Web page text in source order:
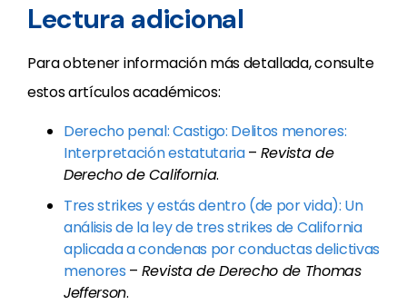
Lectura adicional
Para obtener información más detallada, consulte
estos artículos académicos:
Derecho penal: Castigo: Delitos menores:
Interpretación estatutaria– Revista de
Derecho de California.
Tres strikes y estás dentro (de por vida): Un
análisis de la ley de tres strikes de California
aplicada a condenas por conductas delictivas
menores – Revista de Derecho de Thomas
Jefferson.